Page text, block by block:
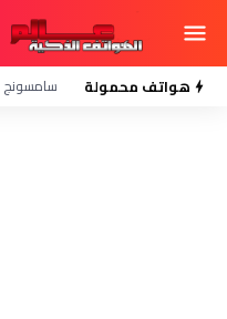
هواتف محمولة سامسونج